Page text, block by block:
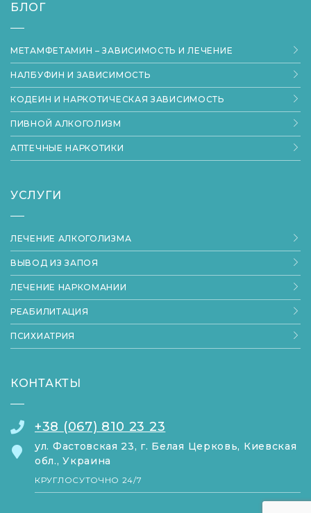
БЛОГ
МЕТАМФЕТАМИН – ЗАВИСИМОСТЬ И ЛЕЧЕНИЕ
НАЛБУФИН И ЗАВИСИМОСТЬ
КОДЕИН И НАРКОТИЧЕСКАЯ ЗАВИСИМОСТЬ
ПИВНОЙ АЛКОГОЛИЗМ
АПТЕЧНЫЕ НАРКОТИКИ
УСЛУГИ
ЛЕЧЕНИЕ АЛКОГОЛИЗМА
ВЫВОД ИЗ ЗАПОЯ
ЛЕЧЕНИЕ НАРКОМАНИИ
РЕАБИЛИТАЦИЯ
ПСИХИАТРИЯ
КОНТАКТЫ
+38 (067) 810 23 23
ул. Фастовская 23, г. Белая Церковь, Киевская
обл., Украина
КРУГЛОСУТОЧНО 24/7